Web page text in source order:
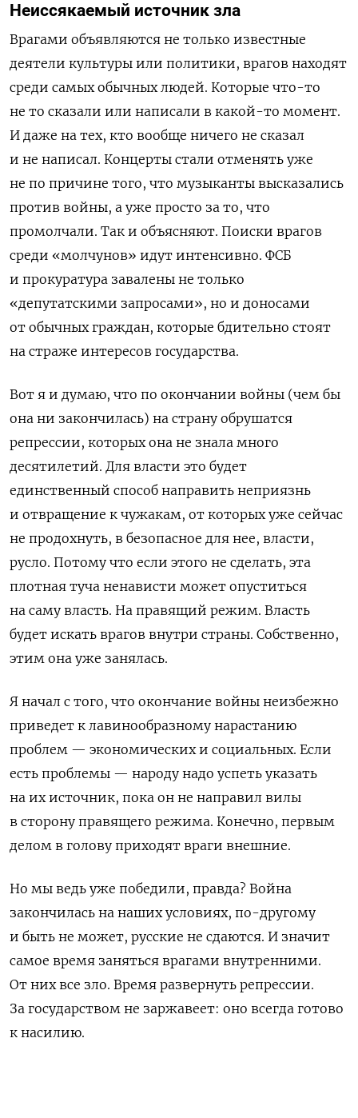
Неиссякаемый источник зла
Врагами объявляются не только известные
деятели культуры или политики, врагов находят
среди самых обычных людей. Которые что-то
не то сказали или написали в какой-то момент.
И даже на тех, кто вообще ничего не сказал
и не написал. Концерты стали отменять уже
не по причине того, что музыканты высказались
против войны, а уже просто за то, что
промолчали. Так и объясняют. Поиски врагов
среди «молчунов» идут интенсивно. ФСБ
и прокуратура завалены не только
«депутатскими запросами», но и доносами
от обычных граждан, которые бдительно стоят
на страже интересов государства.
Вот я и думаю, что по окончании войны (чем бы
она ни закончилась) на страну обрушатся
репрессии, которых она не знала много
десятилетий. Для власти это будет
единственный способ направить неприязнь
и отвращение к чужакам, от которых уже сейчас
не продохнуть, в безопасное для нее, власти,
русло. Потому что если этого не сделать, эта
плотная туча ненависти может опуститься
на саму власть. На правящий режим. Власть
будет искать врагов внутри страны. Собственно,
этим она уже занялась.
Я начал с того, что окончание войны неизбежно
приведет к лавинообразному нарастанию
проблем — экономических и социальных. Если
есть проблемы — народу надо успеть указать
на их источник, пока он не направил вилы
в сторону правящего режима. Конечно, первым
делом в голову приходят враги внешние.
Но мы ведь уже победили, правда? Война
закончилась на наших условиях, по-другому
и быть не может, русские не сдаются. И значит
самое время заняться врагами внутренними.
От них все зло. Время развернуть репрессии.
За государством не заржавеет: оно всегда готово
к насилию.